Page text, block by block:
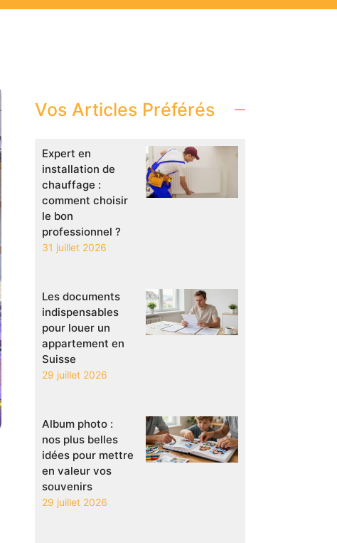
Vos Articles Préférés
Expert en
installation de
chauffage :
comment choisir
le bon
professionnel ?
31 juillet 2026
Les documents
indispensables
pour louer un
appartement en
Suisse
29 juillet 2026
Album photo :
nos plus belles
idées pour mettre
en valeur vos
souvenirs
29 juillet 2026